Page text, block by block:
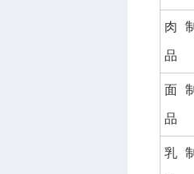
肉
品
面
品
乳